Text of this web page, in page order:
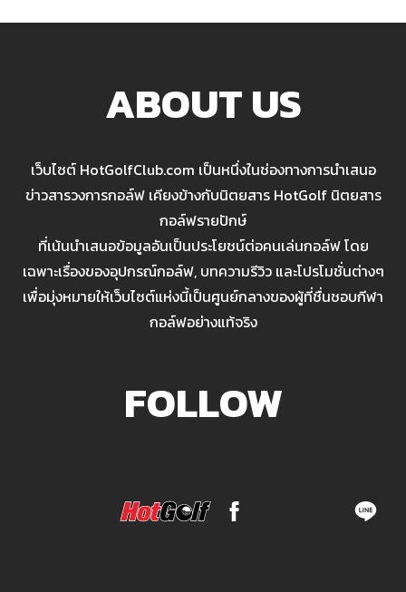
ABOUT US
เว็บไซต์ HotGolfClub.com เป็นหนึ่งในช่องทางการนำเสนอ
ข่าวสารวงการกอล์ฟ เคียงข้างกับนิตยสาร HotGolf นิตยสาร
กอล์ฟรายปักษ์
ที่เน้นนำเสนอข้อมูลอันเป็นประโยชน์ต่อคนเล่นกอล์ฟ โดย
เฉพาะเรื่องของอุปกรณ์กอล์ฟ, บทความรีวิว และโปรโมชั่นต่างๆ
เพื่อมุ่งหมายให้เว็บไซต์แห่งนี้เป็นศูนย์กลางของผู้ที่ชื่นชอบกีฬา
กอล์ฟอย่างแท้จริง
FOLLOW